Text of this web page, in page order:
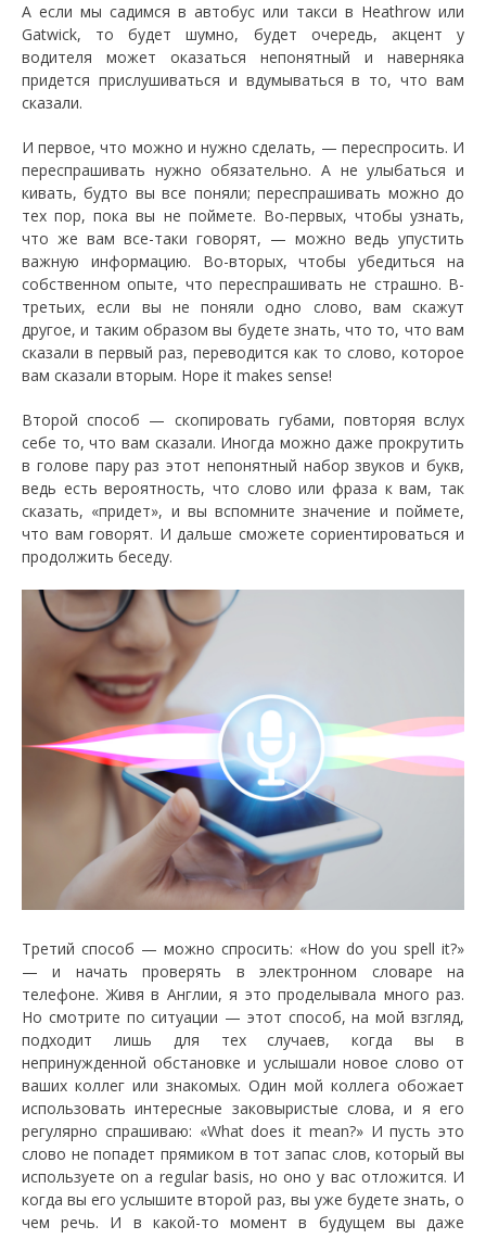
А если мы садимся в автобус или такси в Heathrow или
Gatwick, то будет шумно, будет очередь, акцент у
водителя может оказаться непонятный и наверняка
придется прислушиваться и вдумываться в то, что вам
сказали.
И первое, что можно и нужно сделать, — переспросить. И
переспрашивать нужно обязательно. А не улыбаться и
кивать, будто вы все поняли; переспрашивать можно до
тех пор, пока вы не поймете. Во-первых, чтобы узнать,
что же вам все-таки говорят, — можно ведь упустить
важную информацию. Во-вторых, чтобы убедиться на
собственном опыте, что переспрашивать не страшно. В-
третьих, если вы не поняли одно слово, вам скажут
другое, и таким образом вы будете знать, что то, что вам
сказали в первый раз, переводится как то слово, которое
вам сказали вторым. Hope it makes sense!
Второй способ — скопировать губами, повторяя вслух
себе то, что вам сказали. Иногда можно даже прокрутить
в голове пару раз этот непонятный набор звуков и букв,
ведь есть вероятность, что слово или фраза к вам, так
сказать, «придет», и вы вспомните значение и поймете,
что вам говорят. И дальше сможете сориентироваться и
продолжить беседу.
Третий способ — можно спросить: «How do you spell it?»
— и начать проверять в электронном словаре на
телефоне. Живя в Англии, я это проделывала много раз.
Но смотрите по ситуации — этот способ, на мой взгляд,
подходит лишь для тех случаев, когда вы в
непринужденной обстановке и услышали новое слово от
ваших коллег или знакомых. Один мой коллега обожает
использовать интересные заковыристые слова, и я его
регулярно спрашиваю: «What does it mean?» И пусть это
слово не попадет прямиком в тот запас слов, который вы
используете on a regular basis, но оно у вас отложится. И
когда вы его услышите второй раз, вы уже будете знать, о
чем речь. И в какой-то момент в будущем вы даже